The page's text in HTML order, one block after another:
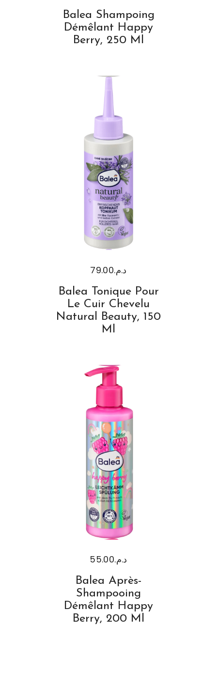
Balea Shampoing
Démêlant Happy
Berry, 250 Ml
د.م.79.00
Balea Tonique Pour
Le Cuir Chevelu
Natural Beauty, 150
Ml
د.م.55.00
Balea Après-
Shampooing
Démêlant Happy
Berry, 200 Ml